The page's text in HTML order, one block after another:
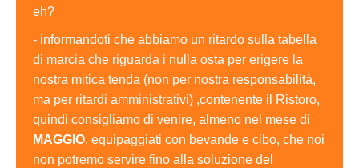
eh?
- informandoti che abbiamo un ritardo sulla tabella
di marcia che riguarda i nulla osta per erigere la
nostra mitica tenda (non per nostra responsabilità,
ma per ritardi amministrativi) ,contenente il Ristoro,
quindi consigliamo di venire, almeno nel mese di
MAGGIO, equipaggiati con bevande e cibo, che noi
non potremo servire fino alla soluzione del